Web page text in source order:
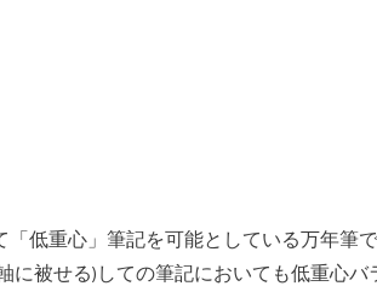
低重心」筆記を可能としている万年筆
被せる)しての筆記においても低重心バ